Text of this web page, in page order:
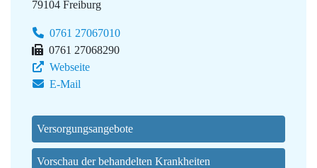
79104 Freiburg
0761 27067010
0761 27068290
Webseite
E-Mail
Versorgungsangebote
Vorschau der behandelten Krankheiten